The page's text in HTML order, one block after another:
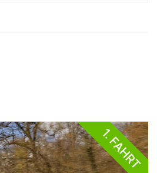
1. FAHRT